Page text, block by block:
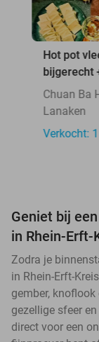
Hot pot
bijgerecht
Chuan Ba
Lanaken
Verkocht:
Geniet bij
in Rhein-
Zodra je
in Rhein-Erft-
gember,
gezellige sfeer
direct voor een